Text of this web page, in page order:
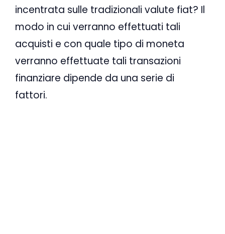
incentrata sulle tradizionali valute fiat? Il
modo in cui verranno effettuati tali
acquisti e con quale tipo di moneta
verranno effettuate tali transazioni
finanziare dipende da una serie di
fattori.